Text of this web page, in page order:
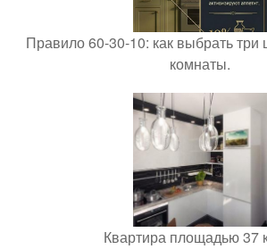
Правило 60-30-10: как выбрать три
комнаты.
Квартира площадью 37